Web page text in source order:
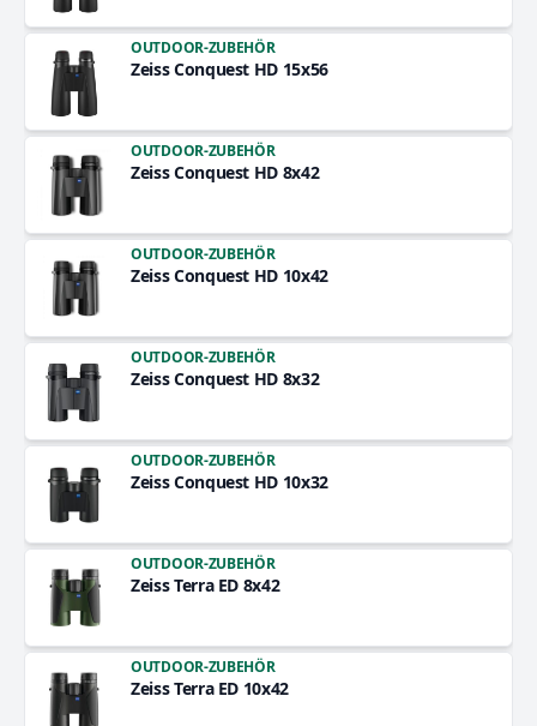
OUTDOOR-ZUBEHÖR
Zeiss Conquest HD 15x56
OUTDOOR-ZUBEHÖR
Zeiss Conquest HD 8x42
OUTDOOR-ZUBEHÖR
Zeiss Conquest HD 10x42
OUTDOOR-ZUBEHÖR
Zeiss Conquest HD 8x32
OUTDOOR-ZUBEHÖR
Zeiss Conquest HD 10x32
OUTDOOR-ZUBEHÖR
Zeiss Terra ED 8x42
OUTDOOR-ZUBEHÖR
Zeiss Terra ED 10x42